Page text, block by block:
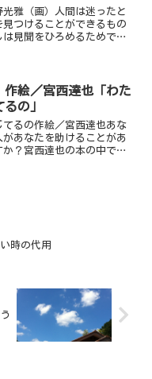
雅（画）人間は迷ったと
見つけることができるもの
は見聞をひろめるためでは
だねられ...
作絵／宮西達也「わた
の」
てるの作絵／宮西達也あな
があなたを助けることがあ
か？宮西達也の本の中でわ
時の代用